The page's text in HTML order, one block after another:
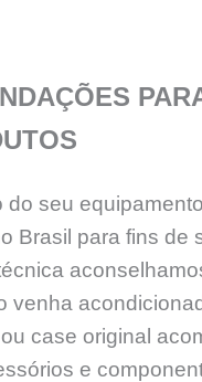
do seu
Brasil para fins de
venha
case original
e